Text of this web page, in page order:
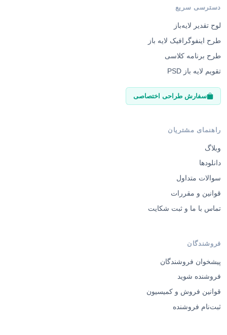
دسترسی سریع
لوح تقدیر لایه‌باز
طرح اینفوگرافیک لایه باز
طرح برنامه کلاسی
تقویم لایه باز PSD
سفارش طراحی اختصاصی
راهنمای مشتریان
وبلاگ
دانلودها
سوالات متداول
قوانین و مقررات
تماس با ما و ثبت شکایت
فروشندگان
پیشخوان فروشندگان
فروشنده شوید
قوانین فروش و کمیسیون
ثبت‌نام فروشنده